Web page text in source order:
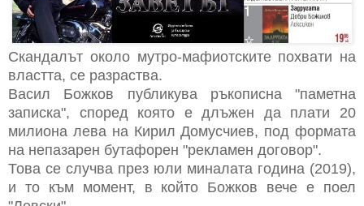
Скандалът около мутро-мафиотските похвати на
властта, се разраства.
Васил Божков публикува ръкописна "паметна
записка", според която е длъжен да плати 20
милиона лева на Кирил Домусчиев, под формата
на непазарен бутафорен "рекламен договор".
Това се случва през юли миналата година (2019),
и то към момент, в който Божков вече е поел